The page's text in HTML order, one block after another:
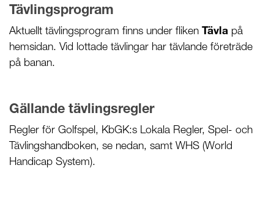
Tävlingsprogram
Aktuellt tävlingsprogram finns under fliken Tävla på
hemsidan. Vid lottade tävlingar har tävlande företräde
på banan.
Gällande tävlingsregler
Regler för Golfspel, KbGK:s Lokala Regler, Spel- och
Tävlingshandboken, se nedan, samt WHS (World
Handicap System).